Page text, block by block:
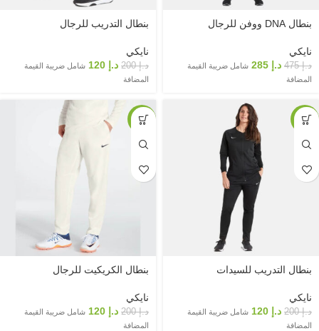
بنطال DNA ووفن للرجال
نايكي
د.إ475 د.إ
شامل ضريبة القيمة
المضافة
بنطال التدريب للرجال
نايكي
د.إ200 د.إ
شامل ضريبة القيمة
المضافة
-40%
بنطال التدريب للسيدات
نايكي
د.إ200 د.إ
شامل ضريبة القيمة
المضافة
-40%
بنطال الكريكيت للرجال
نايكي
د.إ200 د.إ
شامل ضريبة القيمة
المضافة